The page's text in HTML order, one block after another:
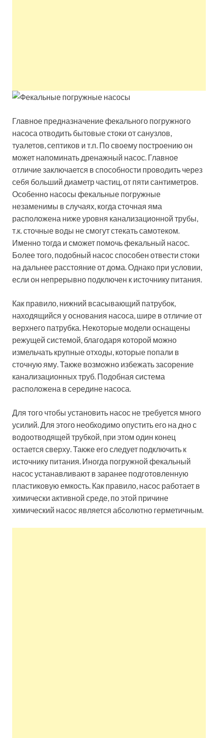
Главное предназначение фекального погружного
насоса отводить бытовые стоки от санузлов,
туалетов, септиков и т.п. По своему построению он
может напоминать дренажный насос. Главное
отличие заключается в способности проводить через
себя больший диаметр частиц, от пяти сантиметров.
Особенно насосы фекальные погружные
незаменимы в случаях, когда сточная яма
расположена ниже уровня канализационной трубы,
т.к. сточные воды не смогут стекать самотеком.
Именно тогда и сможет помочь фекальный насос.
Более того, подобный насос способен отвести стоки
на дальнее расстояние от дома. Однако при условии,
если он непрерывно подключен к источнику питания.
Как правило, нижний всасывающий патрубок,
находящийся у основания насоса, шире в отличие от
верхнего патрубка. Некоторые модели оснащены
режущей системой, благодаря которой можно
измельчать крупные отходы, которые попали в
сточную яму. Также возможно избежать засорение
канализационных труб. Подобная система
расположена в середине насоса.
Для того чтобы установить насос не требуется много
усилий. Для этого необходимо опустить его на дно с
водоотводящей трубкой, при этом один конец
остается сверху. Также его следует подключить к
источнику питания. Иногда погружной фекальный
насос устанавливают в заранее подготовленную
пластиковую емкость. Как правило, насос работает в
химически активной среде, по этой причине
химический насос является абсолютно герметичным.